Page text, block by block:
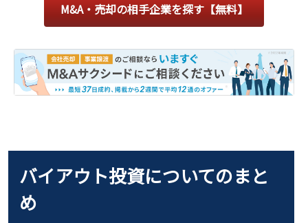
M&A・売却の相手企業を探す【無料】
バイアウト投資についてのまと
め